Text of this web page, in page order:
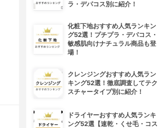
ラ・デパコス別に紹介！
化粧下地おすすめ人気ランキン
グ52選！プチプラ・デパコス・
敏感肌向けナチュラル商品も登
場！
クレンジングおすすめ人気ラン
キング52選！徹底調査してテク
スチャータイプ別に紹介！
ドライヤーおすすめ人気ランキ
ング52選【速乾・くせ毛・コス